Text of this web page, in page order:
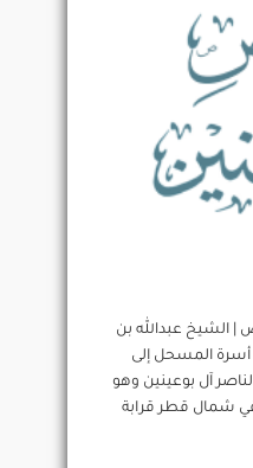
أمير الغوص | الشيخ عبدالله بن
أسرة المسحل إلى
آل بوعينين وهو
في شمال قطر قرابة